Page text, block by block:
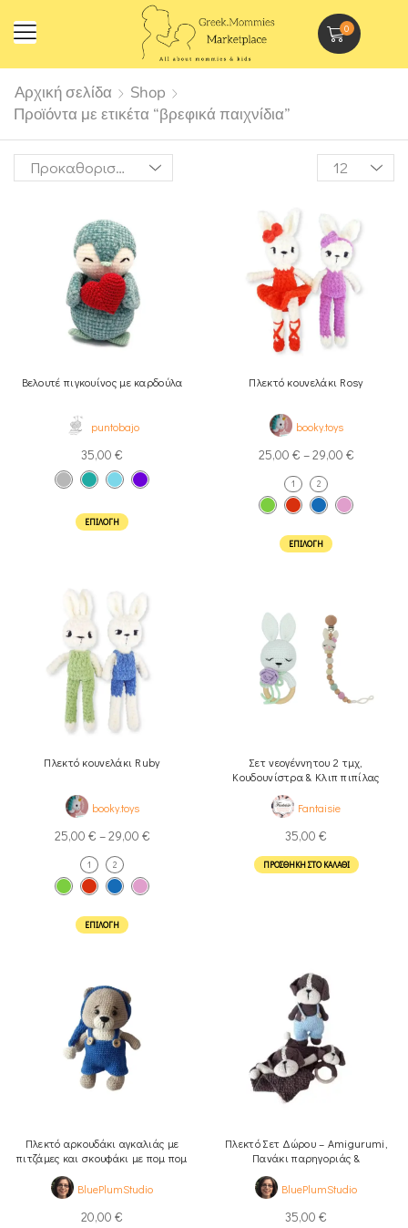
0
Αρχική σελίδα
Shop
Προϊόντα με ετικέτα “βρεφικά παιχνίδια”
Βελουτέ πιγκουίνος με καρδούλα
puntobajo
35,00 €
ΕΠΙΛΟΓΉ
Πλεκτό κουνελάκι Rosy
booky.toys
25,00 € –29,00 €
1 2
ΕΠΙΛΟΓΉ
Πλεκτό κουνελάκι Ruby
booky.toys
25,00 € –29,00 €
1 2
ΕΠΙΛΟΓΉ
Σετ νεογέννητου 2 τμχ,
Κουδουνίστρα & Κλιπ πιπίλας
Fantaisie
35,00 €
ΠΡΟΣΘΉΚΗ ΣΤΟ ΚΑΛΆΘΙ
Πλεκτό αρκουδάκι αγκαλιάς με
πιτζάμες και σκουφάκι με πομ πομ
BluePlumStudio
20,00 €
Πλεκτό Σετ Δώρου – Amigurumi,
Πανάκι παρηγοριάς &
BluePlumStudio
35,00 €